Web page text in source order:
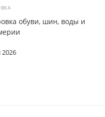
2026
обуви, шин, воды и